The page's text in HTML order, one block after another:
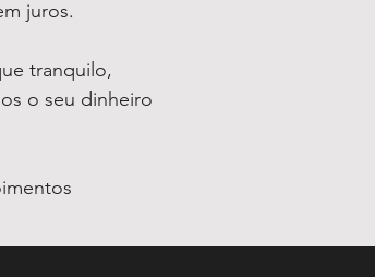
juros.
tranquilo,
o seu dinheiro